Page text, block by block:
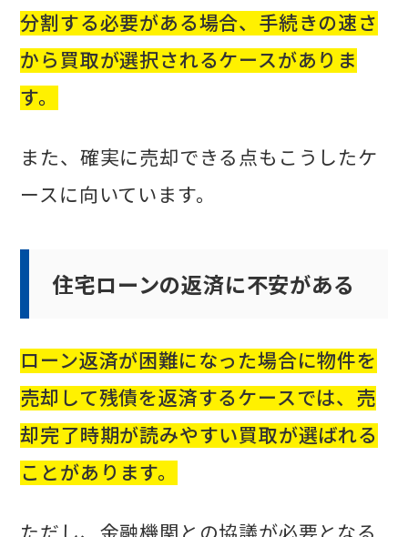
分割する必要がある場合、手続きの速さ
から買取が選択されるケースがありま
す。
また、確実に売却できる点もこうしたケ
ースに向いています。
住宅ローンの返済に不安がある
ローン返済が困難になった場合に物件を
売却して残債を返済するケースでは、売
却完了時期が読みやすい買取が選ばれる
ことがあります。